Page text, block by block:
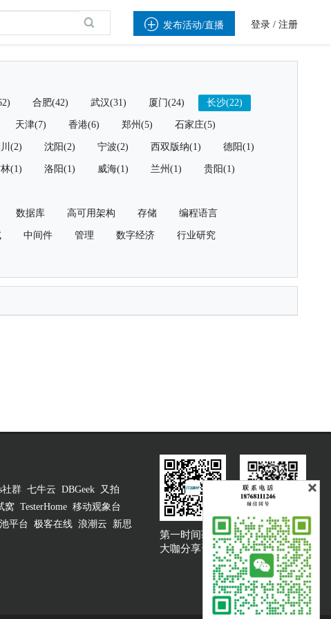
 发布活动/直播 登录 / 注册
合肥(42) 武汉(31) 厦门(24) 长沙(22)
天津(7) 香港(6) 郑州(5) 石家庄(5)
(2) 沈阳(2) 宁波(2) 西双版纳(1) 德阳(1)
(1) 洛阳(1) 威海(1) 兰州(1) 贵阳(1)
数据库 高可用架构 存储 编程语言
中间件 管理 数字经济 行业研究
社群 七牛云 DBGeek
又拍
窝 TesterHome 移动观象台
平台 极客在线 浪潮云
新思
第一时间获取
大咖分享资讯
大咖说吐槽客服